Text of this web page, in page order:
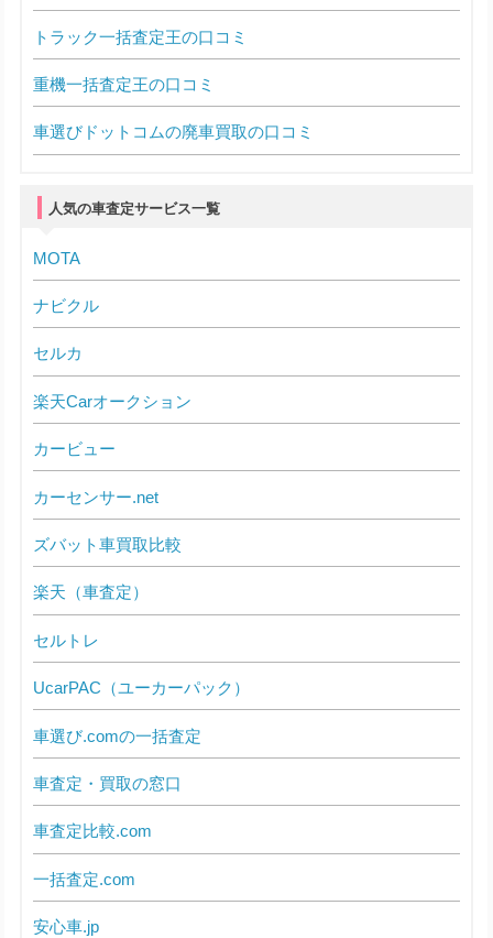
トラック一括査定王の口コミ
重機一括査定王の口コミ
車選びドットコムの廃車買取の口コミ
人気の車査定サービス一覧
MOTA
ナビクル
セルカ
楽天Carオークション
カービュー
カーセンサー.net
ズバット車買取比較
楽天（車査定）
セルトレ
UcarPAC（ユーカーパック）
車選び.comの一括査定
車査定・買取の窓口
車査定比較.com
一括査定.com
安心車.jp